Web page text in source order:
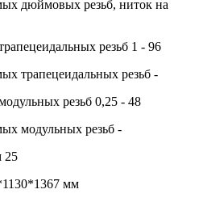
дюймовых резьб, ниток на
резьб 1 - 96
трапецеидальных резьб -
резьб 0,25 - 48
модульных резьб -
25
мм